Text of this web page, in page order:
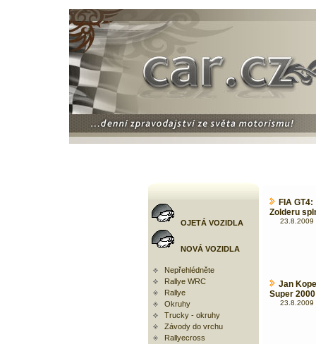
OJETÁ VOZIDLA
NOVÁ VOZIDLA
Nepřehlédněte
Rallye WRC
Rallye
Okruhy
Trucky - okruhy
Závody do vrchu
Rallyecross
FIA
Zolderu
23.8.2009
Jan
Super
23.8.2009